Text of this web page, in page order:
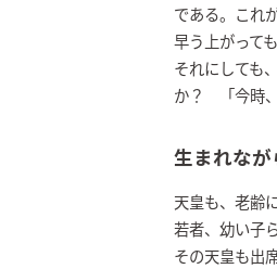
である。これ
早う上がって
それにしても
か？ 「今時、
生まれなが
天皇も、老齢
若者、幼い子
その天皇も出